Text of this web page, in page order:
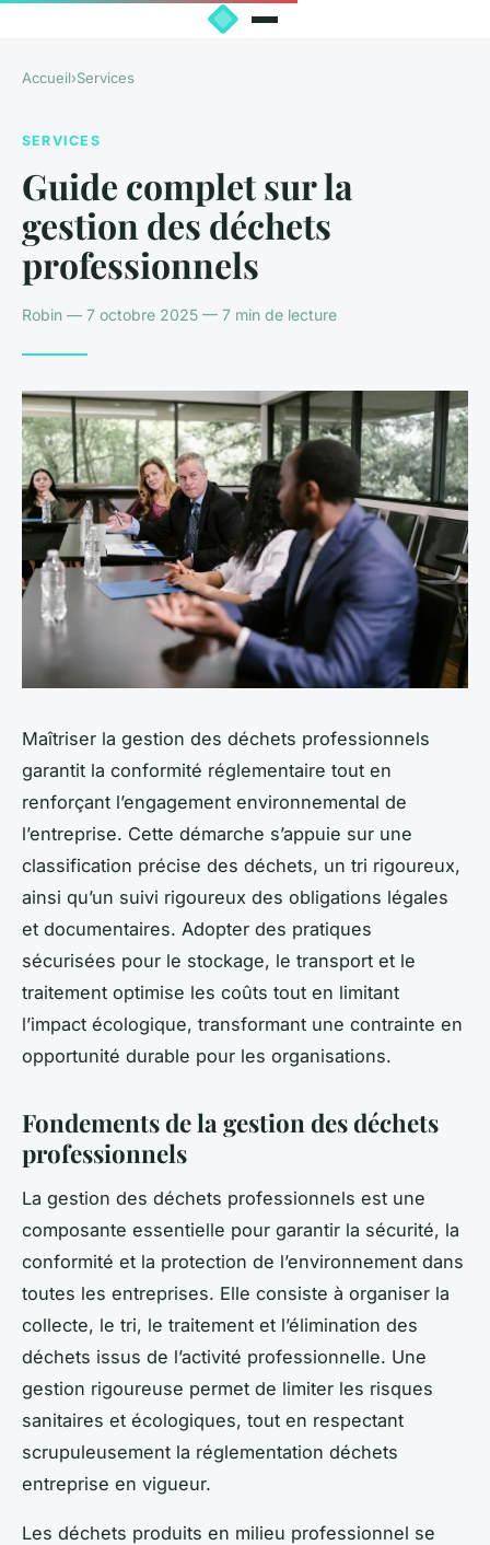
Accueil›Services
SERVICES
Guide complet sur la
gestion des déchets
professionnels
Robin — 7 octobre 2025 — 7 min de lecture
Maîtriser la gestion des déchets professionnels
garantit la conformité réglementaire tout en
renforçant l’engagement environnemental de
l’entreprise. Cette démarche s’appuie sur une
classification précise des déchets, un tri rigoureux,
ainsi qu’un suivi rigoureux des obligations légales
et documentaires. Adopter des pratiques
sécurisées pour le stockage, le transport et le
traitement optimise les coûts tout en limitant
l’impact écologique, transformant une contrainte en
opportunité durable pour les organisations.
Fondements de la gestion des déchets
professionnels
La gestion des déchets professionnels est une
composante essentielle pour garantir la sécurité, la
conformité et la protection de l’environnement dans
toutes les entreprises. Elle consiste à organiser la
collecte, le tri, le traitement et l’élimination des
déchets issus de l’activité professionnelle. Une
gestion rigoureuse permet de limiter les risques
sanitaires et écologiques, tout en respectant
scrupuleusement la réglementation déchets
entreprise en vigueur.
Les déchets produits en milieu professionnel se